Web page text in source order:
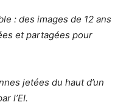
: des images de 12 ans
et partagées pour
jetées du haut d’un
l’EI.